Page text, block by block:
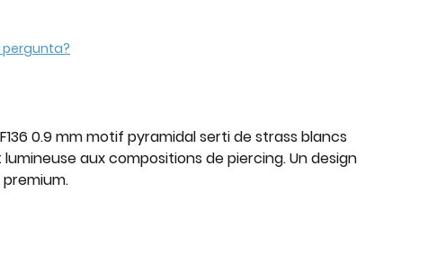
0.9 mm motif pyramidal serti de strass blancs
aux compositions de piercing. Un design